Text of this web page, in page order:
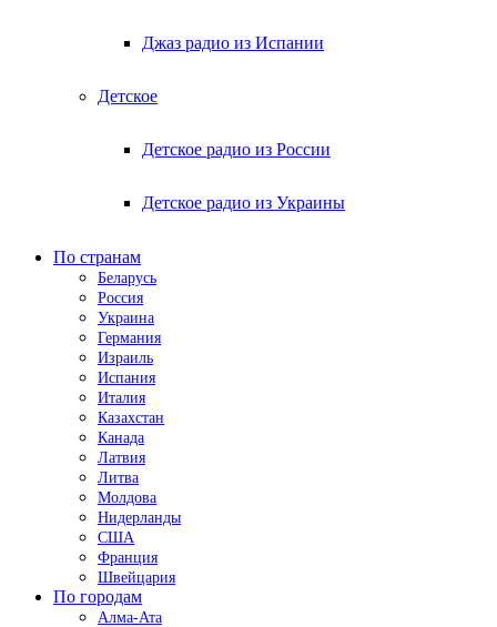
Джаз радио из Испании
Детское
Детское радио из России
Детское радио из Украины
По странам
Беларусь
Россия
Украина
Германия
Израиль
Испания
Италия
Казахстан
Канада
Латвия
Литва
Молдова
Нидерланды
США
Франция
Швейцария
По городам
Алма-Ата